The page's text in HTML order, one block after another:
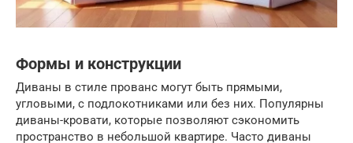
Формы и конструкции
Диваны в стиле прованс могут быть прямыми,
угловыми, с подлокотниками или без них. Популярны
диваны-кровати, которые позволяют сэкономить
пространство в небольшой квартире. Часто диваны